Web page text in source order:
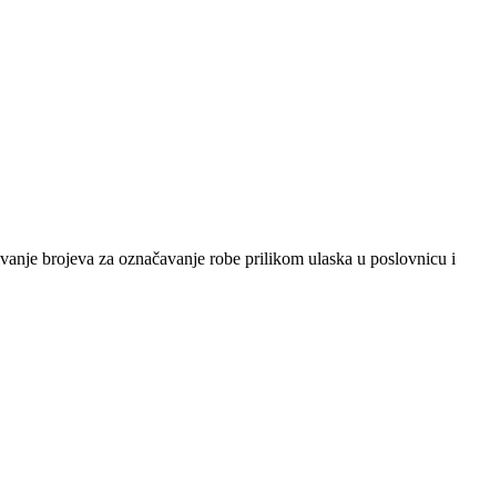
brojeva za označavanje robe prilikom ulaska u poslovnicu i